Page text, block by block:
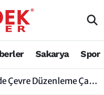
Sakarya Spor
Çalışmaları Sürüyor
Haritası